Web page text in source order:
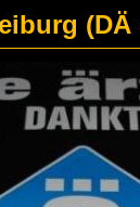
(DÄ